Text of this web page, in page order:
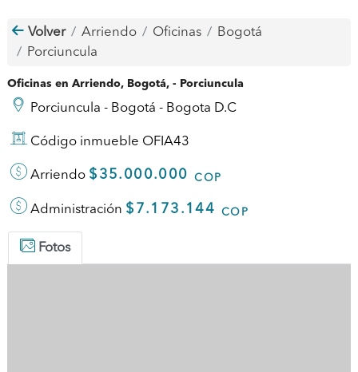
Volver Arriendo Oficinas
Bogotá
Porciuncula
Oficinas en Arriendo, Bogotá, - Porciuncula
Porciuncula - Bogotá - Bogota D.C
Código inmueble OFIA43
Arriendo $35.000.000COP
Administración $7.173.144COP
Fotos